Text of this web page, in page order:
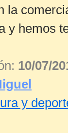
la
y hemos
10/07/
y